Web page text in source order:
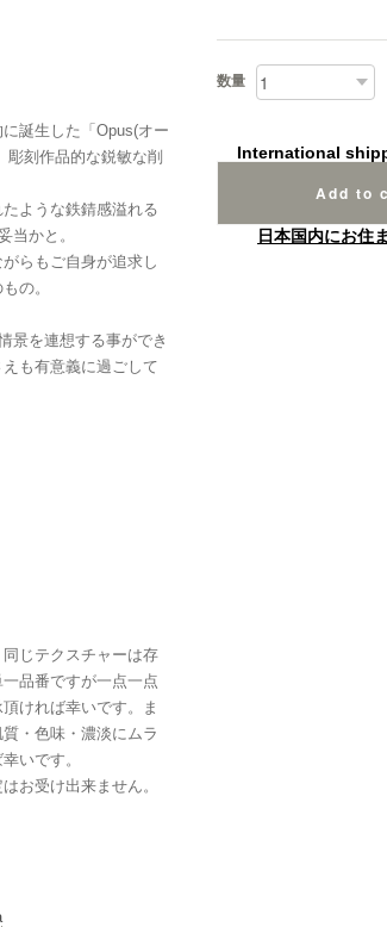
誕生した「Opus(オー
刻作品的な鋭敏な削
ような鉄錆感溢れる
当かと。
らもご自身が追求し
の。
景を連想する事ができ
も有意義に過ごして
じテクスチャーは存
品番ですが一点一点
ければ幸いです。ま
・色味・濃淡にムラ
いです。
お受け出来ません。
数量
International
Add to
日本国内にお住